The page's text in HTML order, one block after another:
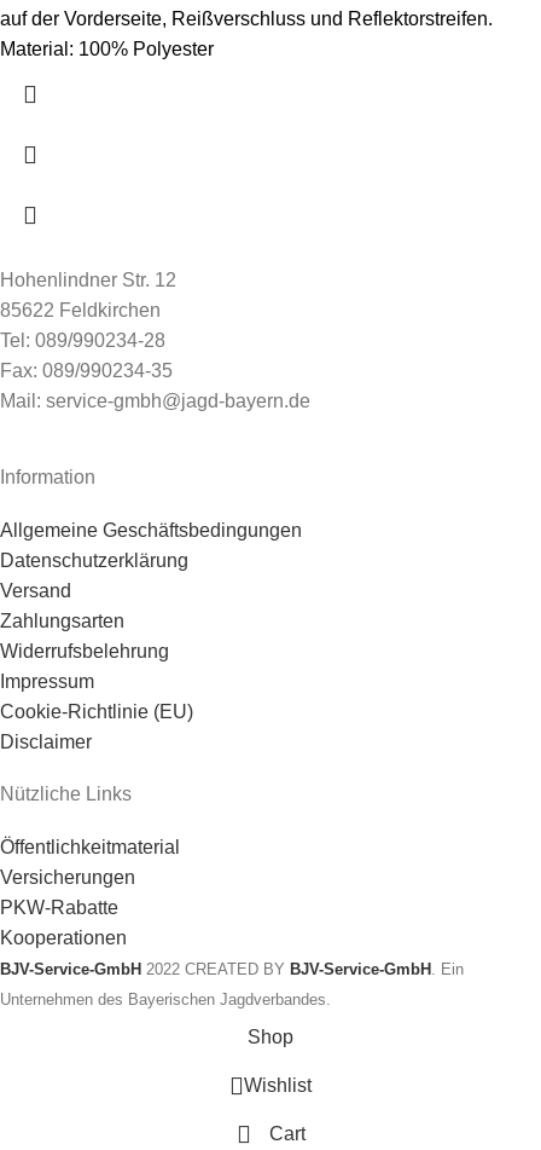
auf der Vorderseite, Reißverschluss und Reflektorstreifen.
Material: 100% Polyester
Hohenlindner Str. 12
85622 Feldkirchen
Tel: 089/990234-28
Fax: 089/990234-35
Mail: service-gmbh@jagd-bayern.de
Information
Allgemeine Geschäftsbedingungen
Datenschutzerklärung
Versand
Zahlungsarten
Widerrufsbelehrung
Impressum
Cookie-Richtlinie (EU)
Disclaimer
Nützliche Links
Öffentlichkeitmaterial
Versicherungen
PKW-Rabatte
Kooperationen
BJV-Service-GmbH 2022 CREATED BY BJV-Service-GmbH . Ein
Unternehmen des Bayerischen Jagdverbandes.
Shop
Wishlist
Cart